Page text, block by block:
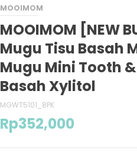
MOOIMOM
MOOIMOM [NEW
Mugu Tisu Basah
Mugu Mini Tooth
Basah Xylitol
MGWT5101_8PK
Rp352,000